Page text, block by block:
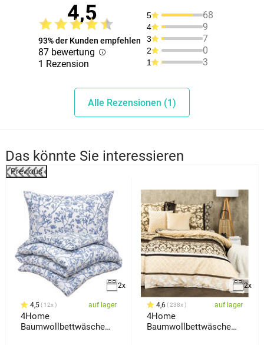
4,5
93% der Kunden empfehlen
87 bewertung
1 Rezension
5 68
4 9
3 7
2 0
1 3
Alle Rezensionen (1)
Das könnte Sie interessieren
Previous
2x
4,5 12x auf lager
4Home
Baumwollbettwäsche
2x
4,6 238x auf lager
4Home
Baumwollbettwäsche